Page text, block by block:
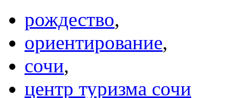
рождество,
ориентирование,
сочи,
центр туризма сочи